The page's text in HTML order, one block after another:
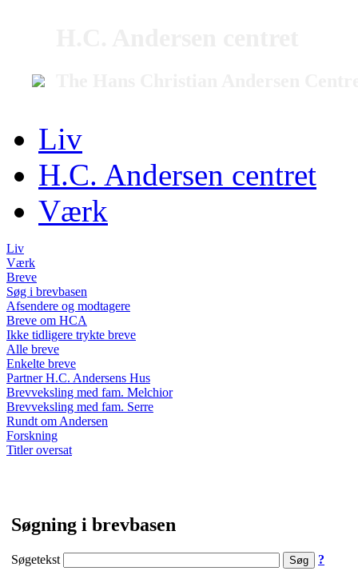
Liv
H.C. Andersen centret
Værk
Liv
Værk
Breve
Søg i brevbasen
Afsendere og modtagere
Breve om HCA
Ikke tidligere trykte breve
Alle breve
Enkelte breve
Partner H.C. Andersens Hus
Brevveksling med fam. Melchior
Brevveksling med fam. Serre
Rundt om Andersen
Forskning
Titler oversat
Søgning i brevbasen
Søgetekst ?